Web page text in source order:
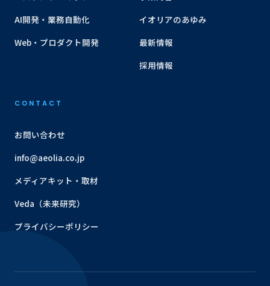
AI開発・業務自動化
Web・プロダクト開発
イオリアのあゆみ
最新情報
採用情報
CONTACT
お問い合わせ
info@aeolia.co.jp
メディアキット・取材
Veda（未来研究）
プライバシーポリシー